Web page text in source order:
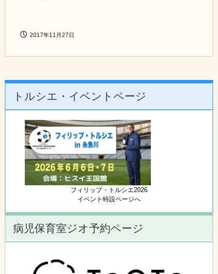
2017年11月27日
トルシエ・イベントページ
フィリップ・トルシエ2026
イベント特設ページへ
病児保育室ジオ予約ページ